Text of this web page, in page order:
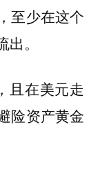
至少在这个
。
且在美元走
险资产黄金